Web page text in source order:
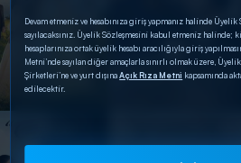
Devam etmeniz ve hesabınıza giriş yapmanız halinde
sayılacaksınız. Üyelik Sözleşmesini kabul etmeniz
hesaplarınıza ortak üyelik hesabı aracılığıyla giriş
Metni’nde sayılan diğer amaçlarla sınırlı olmak üzere,
Şirketleri’ne ve yurt dışınaAçık Rıza Metni kapsamında
edilecektir.